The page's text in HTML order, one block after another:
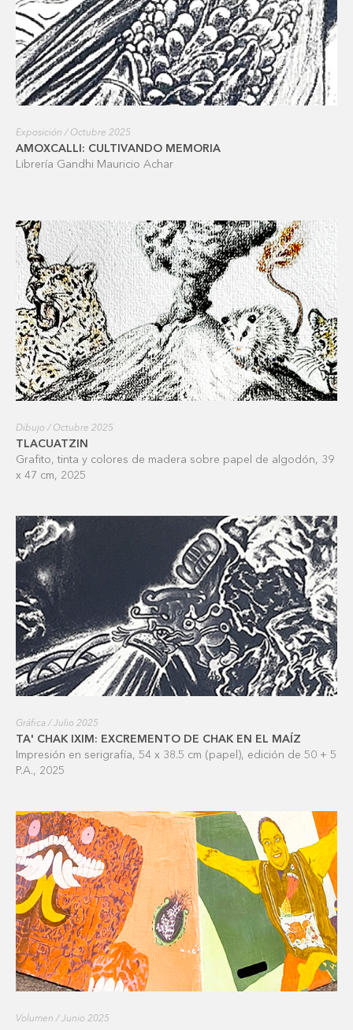
Exposición / Octubre 2025
AMOXCALLI: CULTIVANDO MEMORIA
Librería Gandhi Mauricio Achar
Dibujo / Octubre 2025
TLACUATZIN
Grafito, tinta y colores de madera sobre papel de algodón, 39
x 47 cm, 2025
Gráfica / Julio 2025
TA' CHAK IXIM: EXCREMENTO DE CHAK EN EL MAÍZ
Impresión en serigrafía, 54 x 38.5 cm (papel), edición de 50 + 5
P.A., 2025
Volumen / Junio 2025